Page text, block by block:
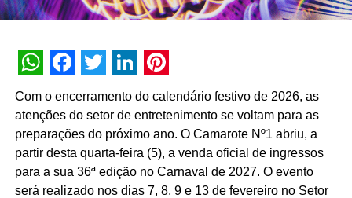
que fornecem assessoria financeira automatizada e
A estratégia de divulgação da campanha engloba
peças deOut of Home(OOH) e ações com
influenciadores digitais, reforçando o posicionamento do
banco na transformação digital do setor financeiro.
WhatsApp
Facebook
Twitter
LinkedIn
Pinterest
Com o encerramento do calendário festivo de 2026, as
atenções do setor de entretenimento se voltam para as
preparações do próximo ano. O Camarote Nº1 abriu, a
partir desta quarta-feira (5), a venda oficial de ingressos
para a sua 36ª edição no Carnaval de 2027. O evento
será realizado nos dias 7, 8, 9 e 13 de fevereiro no Setor